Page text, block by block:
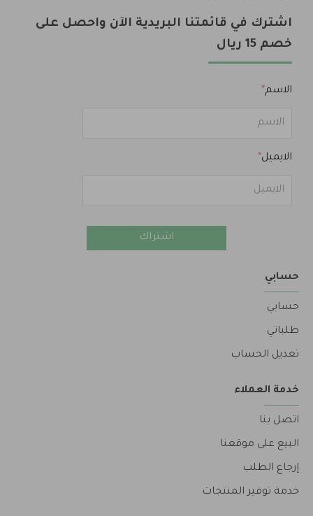
اشترك في قائمتنا البريدية الآن واحصل على
خصم 15 ريال
الاسم
الايميل
اشتراك
حسابي
حسابي
طلباتي
تعديل الحساب
خدمة العملاء
اتصل بنا
البيع على موقعنا
إرجاع الطلب
خدمة توفير المنتجات